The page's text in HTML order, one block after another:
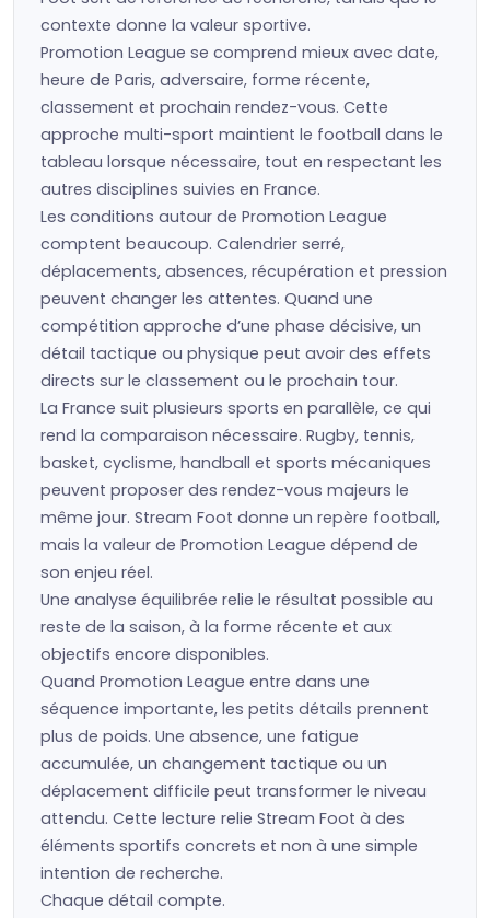
contexte donne la valeur sportive.
Promotion League se comprend mieux avec date,
heure de Paris, adversaire, forme récente,
classement et prochain rendez-vous. Cette
approche multi-sport maintient le football dans le
tableau lorsque nécessaire, tout en respectant les
autres disciplines suivies en France.
Les conditions autour de Promotion League
comptent beaucoup. Calendrier serré,
déplacements, absences, récupération et pression
peuvent changer les attentes. Quand une
compétition approche d’une phase décisive, un
détail tactique ou physique peut avoir des effets
directs sur le classement ou le prochain tour.
La France suit plusieurs sports en parallèle, ce qui
rend la comparaison nécessaire. Rugby, tennis,
basket, cyclisme, handball et sports mécaniques
peuvent proposer des rendez-vous majeurs le
même jour. Stream Foot donne un repère football,
mais la valeur de Promotion League dépend de
son enjeu réel.
Une analyse équilibrée relie le résultat possible au
reste de la saison, à la forme récente et aux
objectifs encore disponibles.
Quand Promotion League entre dans une
séquence importante, les petits détails prennent
plus de poids. Une absence, une fatigue
accumulée, un changement tactique ou un
déplacement difficile peut transformer le niveau
attendu. Cette lecture relie Stream Foot à des
éléments sportifs concrets et non à une simple
intention de recherche.
Chaque détail compte.